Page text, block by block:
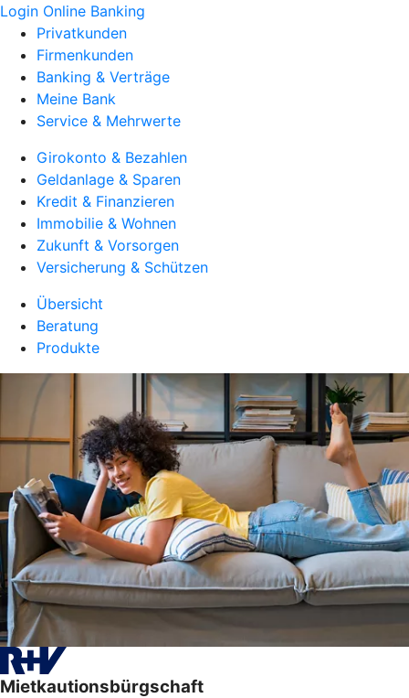
Login Online Banking
Privatkunden
Firmenkunden
Banking & Verträge
Meine Bank
Service & Mehrwerte
Girokonto & Bezahlen
Geldanlage & Sparen
Kredit & Finanzieren
Immobilie & Wohnen
Zukunft & Vorsorgen
Versicherung & Schützen
Übersicht
Beratung
Produkte
Mietkautionsbürgschaft